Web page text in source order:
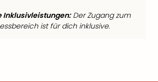
Inklusivleistungen:Der Zugang zum
ist für dich inklusive.